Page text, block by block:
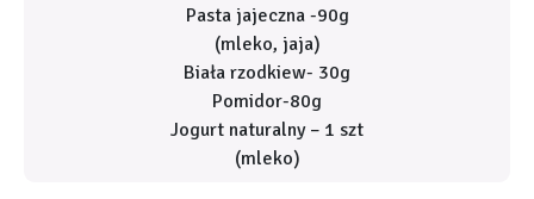
Pasta jajeczna -90g
(mleko, jaja)
Biała rzodkiew- 30g
Pomidor-80g
Jogurt naturalny – 1 szt
(mleko)